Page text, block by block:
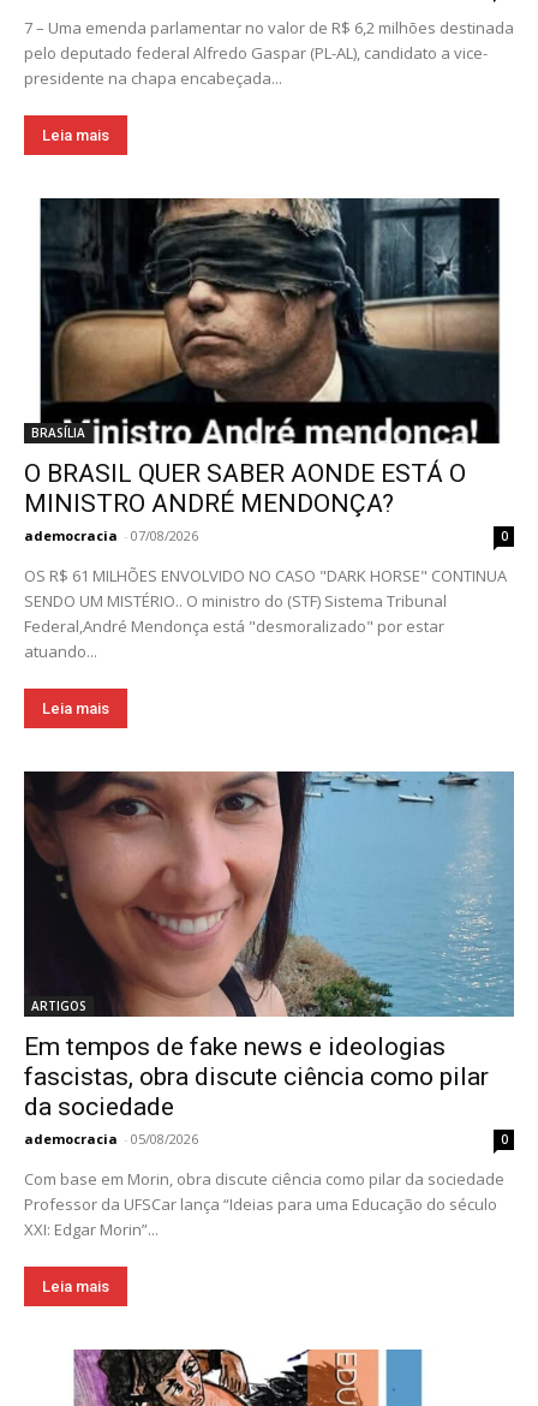
7 – Uma emenda parlamentar no valor de R$ 6,2 milhões destinada
pelo deputado federal Alfredo Gaspar (PL-AL), candidato a vice-
presidente na chapa encabeçada...
Leia mais
BRASÍLIA
O BRASIL QUER SABER AONDE ESTÁ O
MINISTRO ANDRÉ MENDONÇA?
ademocracia - 07/08/2026 0
OS R$ 61 MILHÕES ENVOLVIDO NO CASO "DARK HORSE" CONTINUA
SENDO UM MISTÉRIO.. O ministro do (STF) Sistema Tribunal
Federal,André Mendonça está "desmoralizado" por estar
atuando...
Leia mais
ARTIGOS
Em tempos de fake news e ideologias
fascistas, obra discute ciência como pilar
da sociedade
ademocracia - 05/08/2026 0
Com base em Morin, obra discute ciência como pilar da sociedade
Professor da UFSCar lança “Ideias para uma Educação do século
XXI: Edgar Morin”...
Leia mais